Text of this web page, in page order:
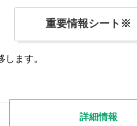
重要情報シート※
ます。
詳細情報